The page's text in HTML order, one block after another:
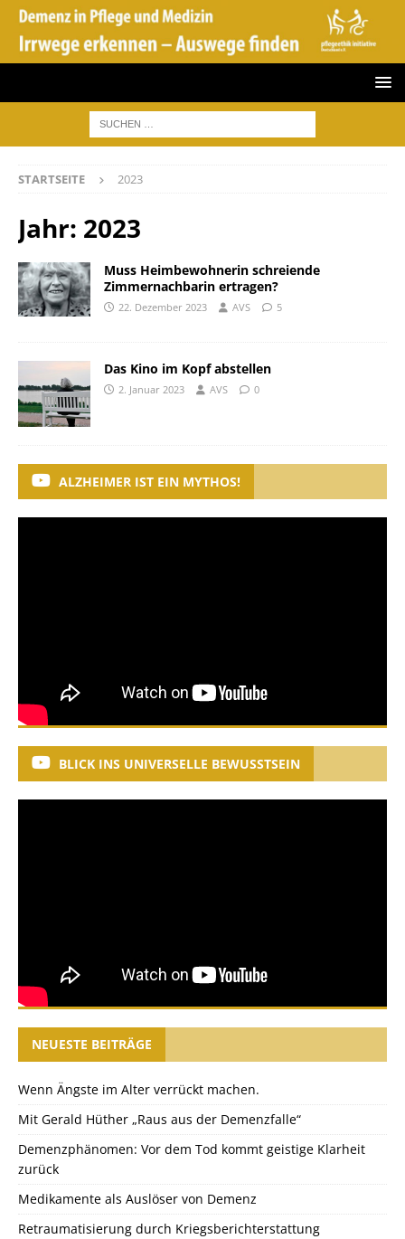
STARTSEITE 2023
Jahr: 2023
Muss Heimbewohnerin schreiende
Zimmernachbarin ertragen?
22. Dezember 2023 AVS 5
Das Kino im Kopf abstellen
2. Januar 2023 AVS 0
ALZHEIMER IST EIN MYTHOS!
BLICK INS UNIVERSELLE BEWUSSTSEIN
NEUESTE BEITRÄGE
Wenn Ängste im Alter verrückt machen.
Mit Gerald Hüther „Raus aus der Demenzfalle“
Demenzphänomen: Vor dem Tod kommt geistige Klarheit
zurück
Medikamente als Auslöser von Demenz
Retraumatisierung durch Kriegsberichterstattung